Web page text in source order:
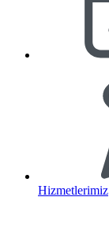
Hizmetlerimiz